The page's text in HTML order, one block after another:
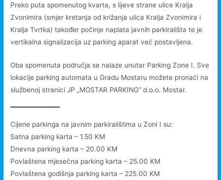
Preko puta spomenutog kvarta, s lijeve strane ulice Kralja
Zvonimira (smjer kretanja od križanja ulica Kralja Zvonimira i
Kralja Tvrtka) također počinje naplata javnih parkirališta te je
vertikalna signalizacija uz parking aparat već postavljena.
Oba spomenuta područja se nalaze unutar Parking Zone I. Sve
lokacije parking automata u Gradu Mostaru možete pronaći na
službenoj stranici JP „MOSTAR PARKING“ d.o.o. Mostar.
Cijene parkinga na javnim parkiralištima u Zoni I su:
Satna parking karta – 1.50 KM
Dnevna parking karta – 20.00 KM
Povlaštena mjesečna parking karta – 25.00 KM
Povlaštena godišnja parking karta – 225.00 KM